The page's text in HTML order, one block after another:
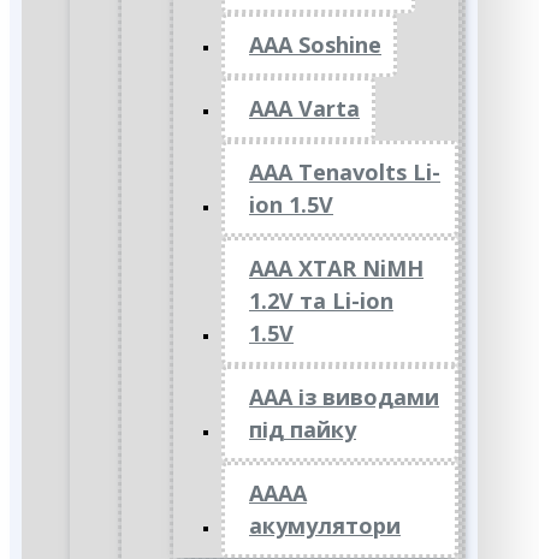
AAA Soshine
AAA Varta
AAA Tenavolts Li-
ion 1.5V
AAA XTAR NiMH
1.2V та Li-ion
1.5V
ААА із виводами
під пайку
АААА
акумулятори